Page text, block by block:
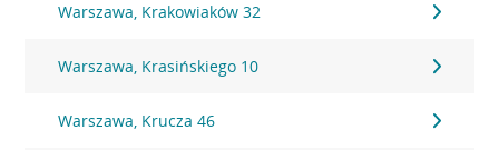
Warszawa, Krakowiaków 32
Warszawa, Krasińskiego 10
Warszawa, Krucza 46